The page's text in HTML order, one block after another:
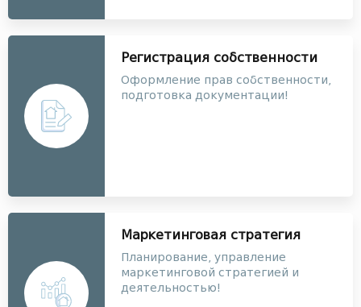
Регистрация собственности
Оформление прав собственности,
подготовка документации!
Маркетинговая стратегия
Планирование, управление
маркетинговой стратегией и
деятельностью!